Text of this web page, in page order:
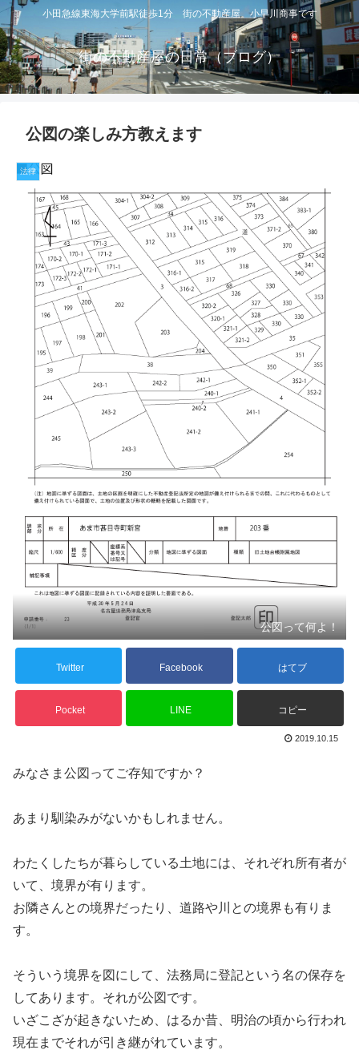
小田急線東海大学前駅徒歩1分 街の不動産屋 小早川商事です
街の不動産屋の日常（ブログ）
公図の楽しみ方教えます
法律
公図って何よ！
Twitter Facebook はてブ
Pocket LINE コピー
2019.10.15
みなさま公図ってご存知ですか？
あまり馴染みがないかもしれません。
わたくしたちが暮らしている土地には、それぞれ所有者が
いて、境界が有ります。
お隣さんとの境界だったり、道路や川との境界も有りま
す。
そういう境界を図にして、法務局に登記という名の保存を
してあります。それが公図です。
いざこざが起きないため、はるか昔、明治の頃から行われ
現在までそれが引き継がれています。